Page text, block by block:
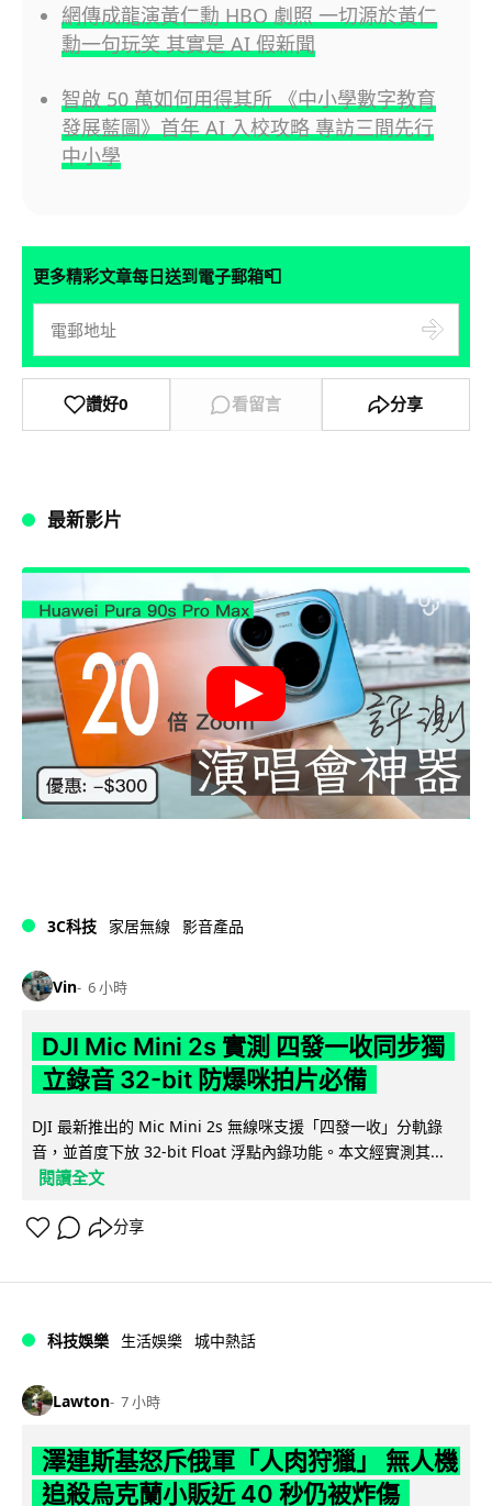
網傳成龍演黃仁勳 HBO 劇照 一切源於黃仁
勳一句玩笑 其實是 AI 假新聞
智啟 50 萬如何用得其所 《中小學數字教育
發展藍圖》首年 AI 入校攻略 專訪三間先行
中小學
更多精彩文章每日送到電子郵箱📮
讚好0 看留言 分享
最新影片
3C科技 家居無線 影音產品
Vin 6 小時
DJI Mic Mini 2s 實測 四發一收同步獨
立錄音 32-bit 防爆咪拍片必備
DJI 最新推出的 Mic Mini 2s 無線咪支援「四發一收」分軌錄
音，並首度下放 32-bit Float 浮點內錄功能。本文經實測其...
閱讀全文
分享
科技娛樂 生活娛樂 城中熱話
Lawton 7 小時
澤連斯基怒斥俄軍「人肉狩獵」 無人機
追殺烏克蘭小販近 40 秒仍被炸傷